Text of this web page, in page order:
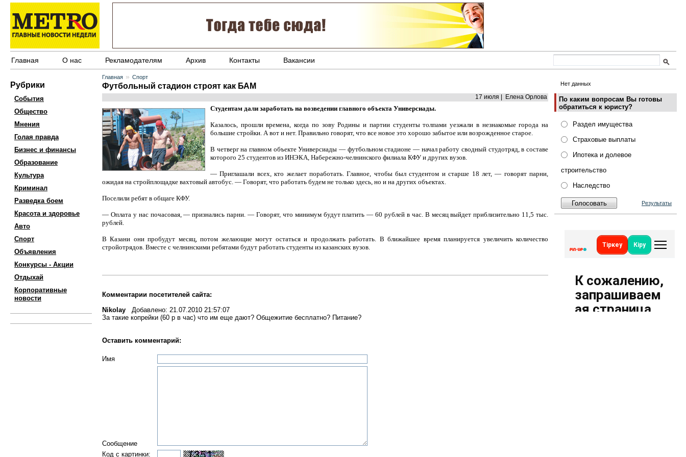
Главная О нас Рекламодателям Архив Контакты Вакансии
Рубрики
События
Общество
Мнения
Голая правда
Бизнес и финансы
Образование
Культура
Криминал
Разведка боем
Красота и здоровье
Авто
Спорт
Объявления
Конкурсы - Акции
Отдыхай
Корпоративные
новости
Нет данных
По каким вопросам Вы готовы
обратиться к юристу?
Раздел имущества
Страховые выплаты
Ипотека и долевое
строительство
Наследство
Результаты
Главная » Спорт
Футбольный стадион строят как БАМ
17 июля | Елена Орлова
Студентам дали заработать на возведении главного объекта Универсиады.
Казалось, прошли времена, когда по зову Родины и партии студенты толпами уезжали в незнакомые города на
большие стройки. А вот и нет. Правильно говорят, что все новое это хорошо забытое или возрожденное старое.
В четверг на главном объекте Универсиады — футбольном стадионе — начал работу сводный студотряд, в составе
которого 25 студентов из ИНЭКА, Набережно-челнинского филиала КФУ и других вузов.
— Приглашали всех, кто желает поработать. Главное, чтобы был студентом и старше 18 лет, — говорят парни,
ожидая на стройплощадке вахтовый автобус. — Говорят, что работать будем не только здесь, но и на других объектах.
Поселили ребят в общаге КФУ.
— Оплата у нас почасовая, — признались парни. — Говорят, что минимум будут платить — 60 рублей в час. В месяц выйдет приблизительно 11,5 тыс.
рублей.
В Казани они пробудут месяц, потом желающие могут остаться и продолжать работать. В ближайшее время планируется увеличить количество
стройотрядов. Вместе с челнинскими ребятами будут работать студенты из казанских вузов.
Комментарии посетителей сайта:
Nikolay Добавлено: 21.07.2010 21:57:07
За такие копрейки (60 р в час) что им еще дают? Общежитие бесплатно? Питание?
Оставить комментарий:
Имя
Сообщение
Код с картинки: